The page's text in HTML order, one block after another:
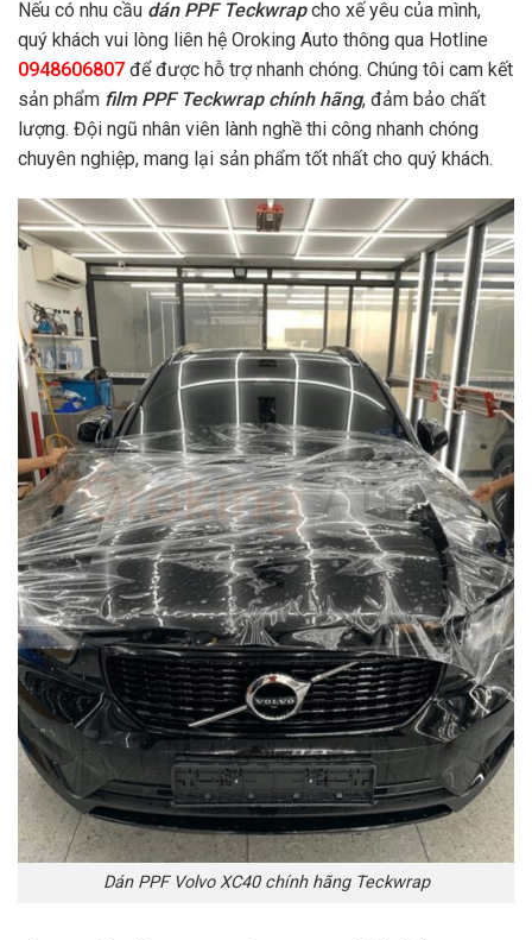
Nếu có nhu cầu dán PPF Teckwrapcho xế yêu của mình,
quý khách vui lòng liên hệ Oroking Auto thông qua Hotline
0948606807 để được hỗ trợ nhanh chóng. Chúng tôi cam kết
sản phẩm film PPF Teckwrap chính hãng, đảm bảo chất
lượng. Đội ngũ nhân viên lành nghề thi công nhanh chóng
chuyên nghiệp, mang lại sản phẩm tốt nhất cho quý khách.
Dán PPF Volvo XC40 chính hãng Teckwrap